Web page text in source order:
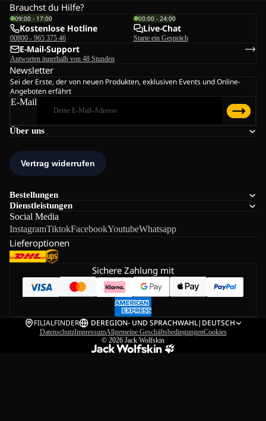
Über uns
Bestellungen
Dienstleistungen
Social Media
InstagramTiktokFacebookYoutubeWhatsapp
Lieferoptionen
Brauchst du Hilfe?
09:00 - 17:00
Kostenlose Hotline
00800 - 965 375 46
00:00 - 24:00
Live-Chat
Starte ein Gespräch
E-Mail-Support
Antworten innerhalb von 48 Stunden
Newsletter
Sei der Erste, der von neuen Produkten, exklusiven Events und Online-
Angeboten erfährt
E-Mail
Sichere Zahlung mit
FILIALFINDER DEREGION- UND SPRACHWAHL| DEUTSCH
DatenschutzImpressumAllgemeine GeschäftsbedingungenCookies
© 2026 Jack Wolfskin